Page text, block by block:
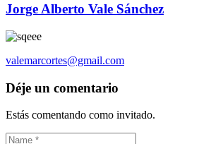
Jorge Alberto Vale Sánchez
valemarcortes@gmail.com
Déje un comentario
Estás comentando como invitado.